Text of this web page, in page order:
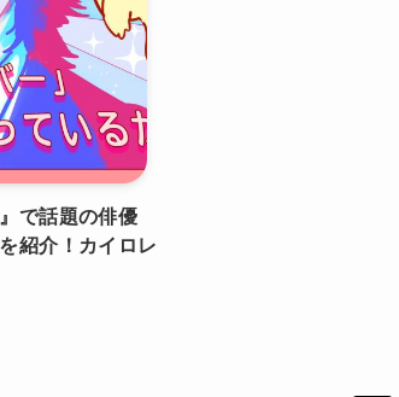
で話題の俳優
紹介！カイロレ